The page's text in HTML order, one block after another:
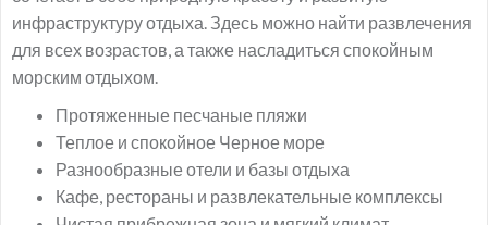
инфраструктуру отдыха. Здесь можно найти развлечения
для всех возрастов, а также насладиться спокойным
морским отдыхом.
Протяженные песчаные пляжи
Теплое и спокойное Черное море
Разнообразные отели и базы отдыха
Кафе, рестораны и развлекательные комплексы